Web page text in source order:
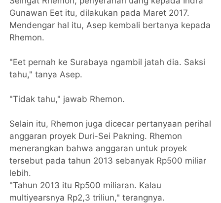
Gunawan Eet itu, dilakukan pada Maret 2017.
Mendengar hal itu, Asep kembali bertanya kepada
Rhemon.
"Eet pernah ke Surabaya ngambil jatah dia. Saksi
tahu," tanya Asep.
"Tidak tahu," jawab Rhemon.
Selain itu, Rhemon juga dicecar pertanyaan perihal
anggaran proyek Duri-Sei Pakning. Rhemon
menerangkan bahwa anggaran untuk proyek
tersebut pada tahun 2013 sebanyak Rp500 miliar
lebih.
"Tahun 2013 itu Rp500 miliaran. Kalau
multiyearsnya Rp2,3 triliun," terangnya.